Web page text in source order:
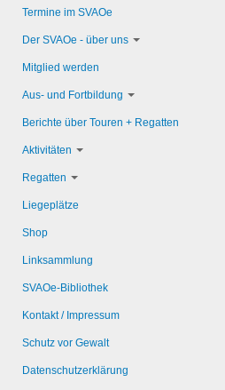
Termine im SVAOe
Der SVAOe - über uns
Mitglied werden
Aus- und Fortbildung
Berichte über Touren + Regatten
Aktivitäten
Regatten
Liegeplätze
Shop
Linksammlung
SVAOe-Bibliothek
Kontakt / Impressum
Schutz vor Gewalt
Datenschutzerklärung